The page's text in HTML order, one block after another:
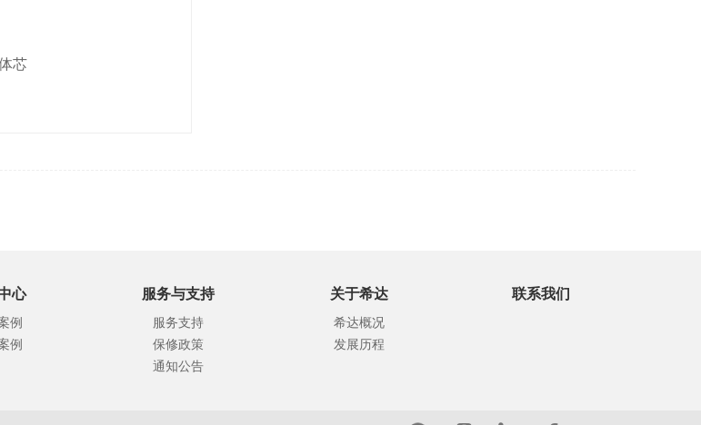
芯
心
例
例
服务与支持
服务支持
保修政策
通知公告
关于希达
希达概况
发展历程
联系我们